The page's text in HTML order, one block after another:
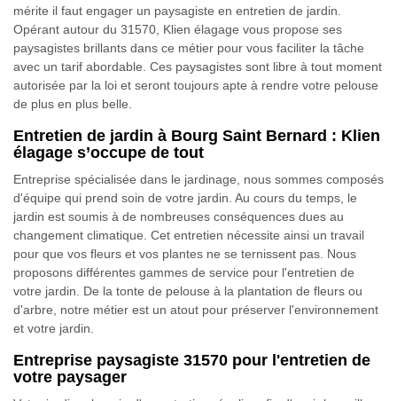
mérite il faut engager un paysagiste en entretien de jardin.
Opérant autour du 31570, Klien élagage vous propose ses
paysagistes brillants dans ce métier pour vous faciliter la tâche
avec un tarif abordable. Ces paysagistes sont libre à tout moment
autorisée par la loi et seront toujours apte à rendre votre pelouse
de plus en plus belle.
Entretien de jardin à Bourg Saint Bernard : Klien
élagage s’occupe de tout
Entreprise spécialisée dans le jardinage, nous sommes composés
d'équipe qui prend soin de votre jardin. Au cours du temps, le
jardin est soumis à de nombreuses conséquences dues au
changement climatique. Cet entretien nécessite ainsi un travail
pour que vos fleurs et vos plantes ne se ternissent pas. Nous
proposons différentes gammes de service pour l'entretien de
votre jardin. De la tonte de pelouse à la plantation de fleurs ou
d'arbre, notre métier est un atout pour préserver l'environnement
et votre jardin.
Entreprise paysagiste 31570 pour l'entretien de
votre paysager